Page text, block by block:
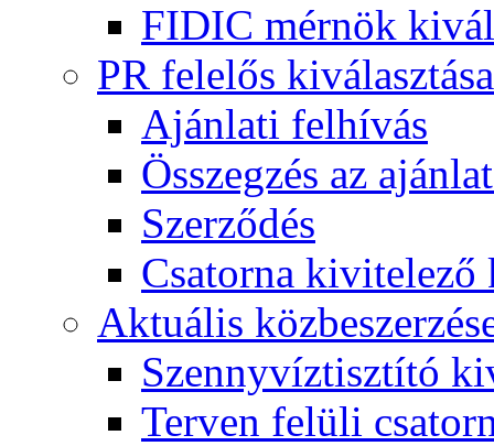
FIDIC mérnök
PR felelős kiválasztása
Ajánlati felhívás
Összegzés az
Szerződés
Csatorna kivitelező
Aktuális
Szennyvíztisztító
Terven felüli